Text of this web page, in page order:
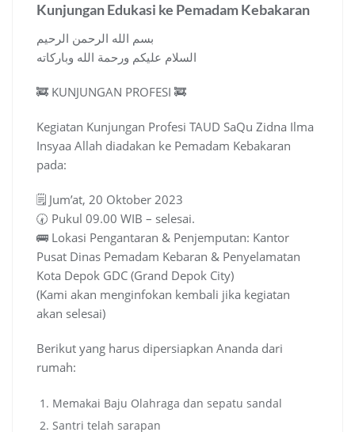
Kunjungan Edukasi ke Pemadam Kebakaran
بسم الله الرحمن الرحيم
السلام عليكم ورحمة الله وباركاته
🚒 KUNJUNGAN PROFESI 🚒
Kegiatan Kunjungan Profesi TAUD SaQu Zidna Ilma
Insyaa Allah diadakan ke Pemadam Kebakaran
pada:
🗒️ Jum’at, 20 Oktober 2023
🕢 Pukul 09.00 WIB – selesai.
🚌 Lokasi Pengantaran & Penjemputan: Kantor
Pusat Dinas Pemadam Kebaran & Penyelamatan
Kota Depok GDC (Grand Depok City)
(Kami akan menginfokan kembali jika kegiatan
akan selesai)
Berikut yang harus dipersiapkan Ananda dari
rumah:
Memakai Baju Olahraga dan sepatu sandal
Santri telah sarapan